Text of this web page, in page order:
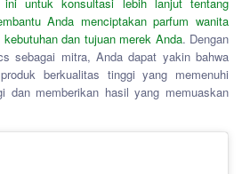
Anda menciptakan parfum wanita
dan tujuan merek Anda. Dengan
sebagai mitra, Anda dapat yakin bahwa
berkualitas tinggi yang memenuhi
dan memberikan hasil yang memuaskan